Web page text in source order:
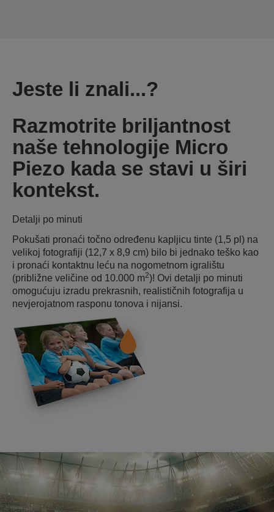
Jeste li znali...?
Razmotrite briljantnost
naše tehnologije Micro
Piezo kada se stavi u širi
kontekst.
Detalji po minuti
Pokušati pronaći točno određenu kapljicu tinte (1,5 pl) na
velikoj fotografiji (12,7 x 8,9 cm) bilo bi jednako teško kao
i pronaći kontaktnu leću na nogometnom igralištu
(približne veličine od 10.000 m2)! Ovi detalji po minuti
omogućuju izradu prekrasnih, realističnih fotografija u
nevjerojatnom rasponu tonova i nijansi.